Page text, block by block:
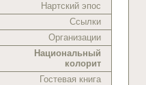
Нартский эпос
Ссылки
Организации
Национальный
колорит
Гостевая книга